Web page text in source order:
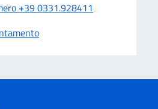
+39 0331.928411